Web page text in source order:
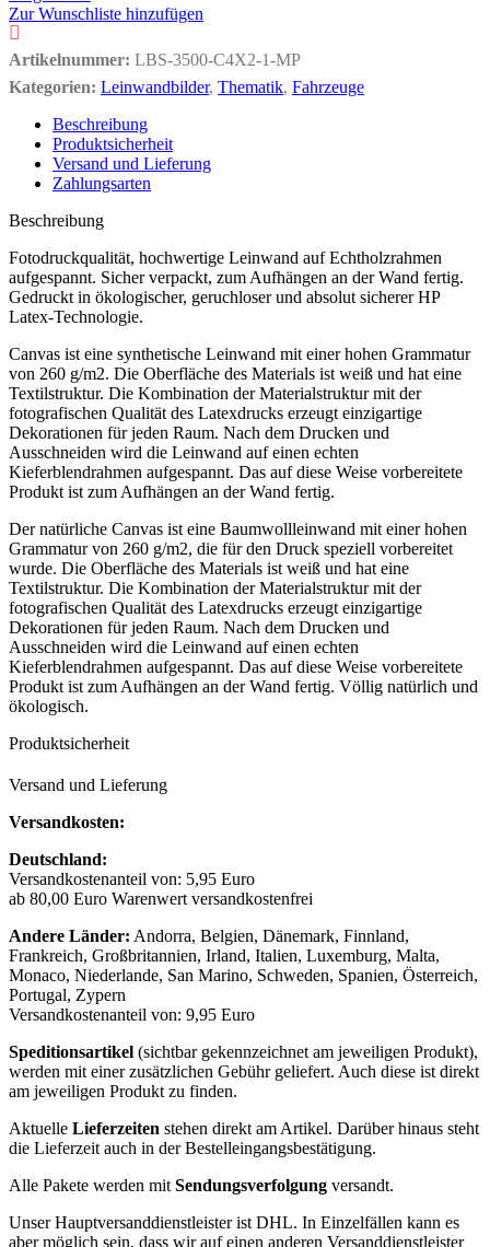
Zur Wunschliste hinzufügen
Artikelnummer: LBS-3500-C4X2-1-MP
Kategorien: Leinwandbilder, Thematik, Fahrzeuge
Beschreibung
Produktsicherheit
Versand und Lieferung
Zahlungsarten
Beschreibung
Fotodruckqualität, hochwertige Leinwand auf Echtholzrahmen
aufgespannt. Sicher verpackt, zum Aufhängen an der Wand fertig.
Gedruckt in ökologischer, geruchloser und absolut sicherer HP
Latex-Technologie.
Canvas ist eine synthetische Leinwand mit einer hohen Grammatur
von 260 g/m2. Die Oberfläche des Materials ist weiß und hat eine
Textilstruktur. Die Kombination der Materialstruktur mit der
fotografischen Qualität des Latexdrucks erzeugt einzigartige
Dekorationen für jeden Raum. Nach dem Drucken und
Ausschneiden wird die Leinwand auf einen echten
Kieferblendrahmen aufgespannt. Das auf diese Weise vorbereitete
Produkt ist zum Aufhängen an der Wand fertig.
Der natürliche Canvas ist eine Baumwollleinwand mit einer hohen
Grammatur von 260 g/m2, die für den Druck speziell vorbereitet
wurde. Die Oberfläche des Materials ist weiß und hat eine
Textilstruktur. Die Kombination der Materialstruktur mit der
fotografischen Qualität des Latexdrucks erzeugt einzigartige
Dekorationen für jeden Raum. Nach dem Drucken und
Ausschneiden wird die Leinwand auf einen echten
Kieferblendrahmen aufgespannt. Das auf diese Weise vorbereitete
Produkt ist zum Aufhängen an der Wand fertig. Völlig natürlich und
ökologisch.
Produktsicherheit
Versand und Lieferung
Versandkosten:
Deutschland:
Versandkostenanteil von: 5,95 Euro
ab 80,00 Euro Warenwert versandkostenfrei
Andere Länder: Andorra, Belgien, Dänemark, Finnland,
Frankreich, Großbritannien, Irland, Italien, Luxemburg, Malta,
Monaco, Niederlande, San Marino, Schweden, Spanien, Österreich,
Portugal, Zypern
Versandkostenanteil von: 9,95 Euro
Speditionsartikel (sichtbar gekennzeichnet am jeweiligen Produkt),
werden mit einer zusätzlichen Gebühr geliefert. Auch diese ist direkt
am jeweiligen Produkt zu finden.
Aktuelle Lieferzeiten stehen direkt am Artikel. Darüber hinaus steht
die Lieferzeit auch in der Bestelleingangsbestätigung.
Alle Pakete werden mit Sendungsverfolgung versandt.
Unser Hauptversanddienstleister ist DHL. In Einzelfällen kann es
aber möglich sein, dass wir auf einen anderen Versanddienstleister